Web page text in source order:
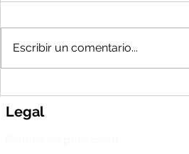
los cavernícolas?
Escribir un comentario...
Legal